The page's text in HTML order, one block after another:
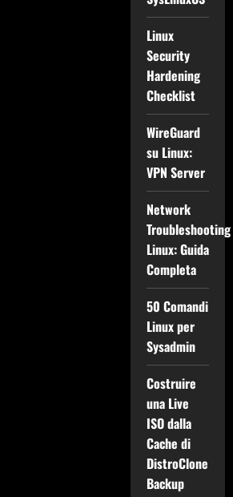
Linux
Security
Hardening
Checklist
WireGuard
su Linux:
VPN Server
Network
Troubleshooting
Linux: Guida
Completa
50 Comandi
Linux per
Sysadmin
Costruire
una Live
ISO dalla
Cache di
DistroClone
Backup